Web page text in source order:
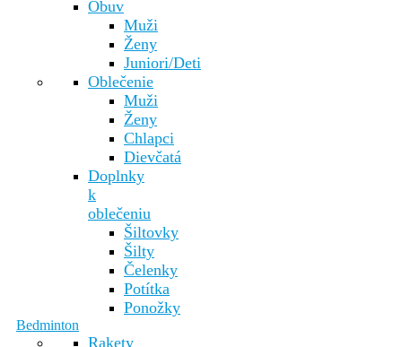
Obuv
Muži
Ženy
Juniori/Deti
Oblečenie
Muži
Ženy
Chlapci
Dievčatá
Doplnky
k
oblečeniu
Šiltovky
Šilty
Čelenky
Potítka
Ponožky
Bedminton
Rakety